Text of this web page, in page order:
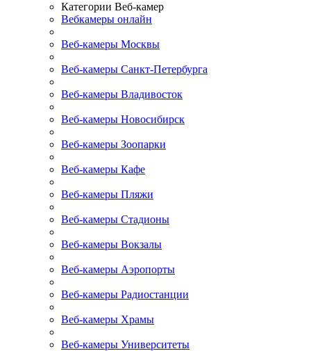
Категории Веб-камер
Вебкамеры онлайн
Веб-камеры Москвы
Веб-камеры Санкт-Петербурга
Веб-камеры Владивосток
Веб-камеры Новосибирск
Веб-камеры Зоопарки
Веб-камеры Кафе
Веб-камеры Пляжи
Веб-камеры Стадионы
Веб-камеры Вокзалы
Веб-камеры Аэропорты
Веб-камеры Радиостанции
Веб-камеры Храмы
Веб-камеры Университеты